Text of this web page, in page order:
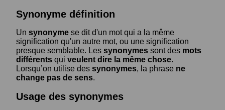
Synonyme définition
Un synonyme se dit d'un mot qui a la même
signification qu'un autre mot, ou une signification
presque semblable. Les synonymes sont des mots
différents qui veulent dire la même chose.
Lorsqu’on utilise des synonymes, la phrase ne
change pas de sens.
Usage des synonymes